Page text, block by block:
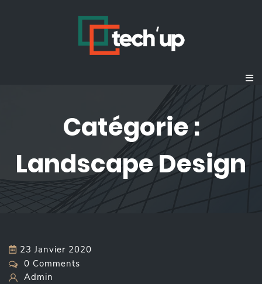
Catégorie :
Landscape Design
23 Janvier 2020
0 Comments
Admin